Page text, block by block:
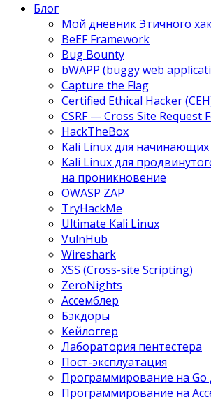
Блог
Мой дневник Этичного
BeEF Framework
Bug Bounty
bWAPP (buggy web
Capture the Flag
Certified Ethical Hacker
CSRF — Cross Site Request
HackTheBox
Kali Linux для начинающих
Kali Linux для
на проникновение
OWASP ZAP
TryHackMe
Ultimate Kali Linux
VulnHub
Wireshark
XSS (Cross-site Scripting)
ZeroNights
Ассемблер
Бэкдоры
Кейлоггер
Лаборатория пентестера
Пост-эксплуатация
Программирование на
Программирование на